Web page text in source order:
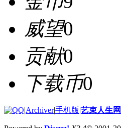
威望0
贡献0
下载币0
|Archiver|手机版|艺束人生网